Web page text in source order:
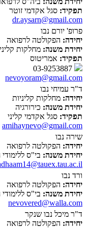
תפקיד: סגל אקדמי זוטר
dr.aysarn@gmail.com
פרופ' יורם נבו
יחידה: הפקולטה לרפואה
יחידת משנה: מחלקות
תפקיד: אמריטוס
nevoyoram@gmail.com
ד"ר עמיחי נבו
יחידה: מחלקות קליניות
יחידת משנה: כירורגיה
תפקיד: סגל אקדמי קליני
amihaynevo@gmail.com
שירה נבו
יחידה: הפקולטה לרפואה
יחידת משנה: בי"ס
ורד נבו
יחידה: הפקולטה לרפואה
יחידת משנה: בי"ס
nevovered@walla.com
ד"ר מיכל נבו שנקר
יחידה: הפקולטה לרפואה